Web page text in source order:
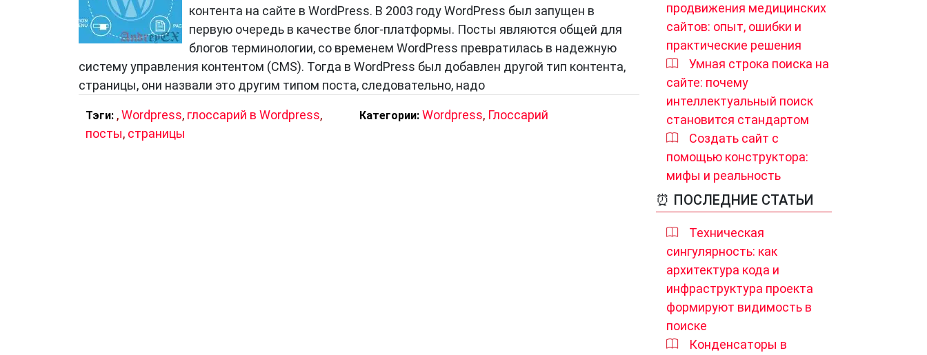
контента на сайте в WordPress. В 2003 году WordPress был запущен в
первую очередь в качестве блог-платформы. Посты являются общей для
блогов терминологии, со временем WordPress превратилась в надежную
систему управления контентом (CMS). Тогда в WordPress был добавлен другой тип контента,
страницы, они назвали это другим типом поста, следовательно, надо
Тэги: ,Wordpress, глоссарий в Wordpress,
посты, страницы
Категории: Wordpress, Глоссарий
продвижения медицинских
сайтов: опыт, ошибки и
практические решения
Умная строка поиска на
сайте: почему
интеллектуальный поиск
становится стандартом
Создать сайт с
помощью конструктора:
мифы и реальность
⏰ ПОСЛЕДНИЕ СТАТЬИ
Техническая
сингулярность: как
архитектура кода и
инфраструктура проекта
формируют видимость в
поиске
Конденсаторы в